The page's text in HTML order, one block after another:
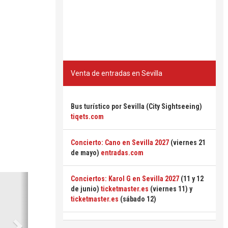
Venta de entradas en Sevilla
Bus turístico por Sevilla (City Sightseeing)
tiqets.com
Concierto: Cano en Sevilla 2027 (viernes 21
de mayo) entradas.com
Conciertos: Karol G en Sevilla 2027 (11 y 12
de junio) ticketmaster.es (viernes 11) y
ticketmaster.es (sábado 12)